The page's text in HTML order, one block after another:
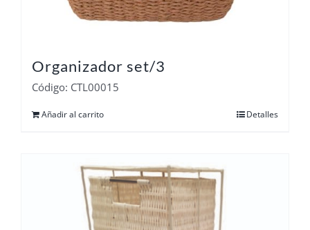
Organizador set/3
Código: CTL00015
Añadir al carrito Detalles